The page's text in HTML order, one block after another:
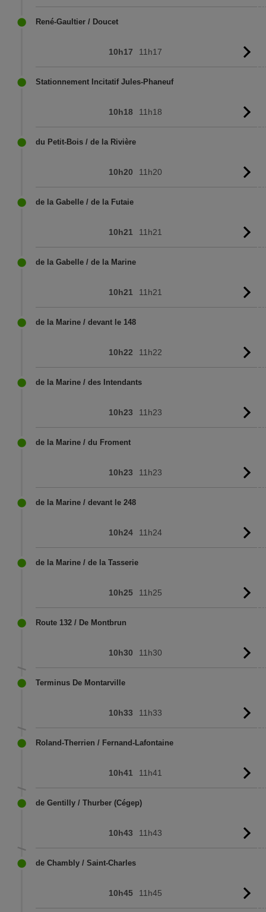
René-Gaultier / Doucet
10h17 11h17
Stationnement Incitatif Jules-Phaneuf
10h18 11h18
du Petit-Bois / de la Rivière
10h20 11h20
de la Gabelle / de la Futaie
10h21 11h21
de la Gabelle / de la Marine
10h21 11h21
de la Marine / devant le 148
10h22 11h22
de la Marine / des Intendants
10h23 11h23
de la Marine / du Froment
10h23 11h23
de la Marine / devant le 248
10h24 11h24
de la Marine / de la Tasserie
10h25 11h25
Route 132 / De Montbrun
10h30 11h30
Terminus De Montarville
10h33 11h33
Roland-Therrien / Fernand-Lafontaine
10h41 11h41
de Gentilly / Thurber (Cégep)
10h43 11h43
de Chambly / Saint-Charles
10h45 11h45